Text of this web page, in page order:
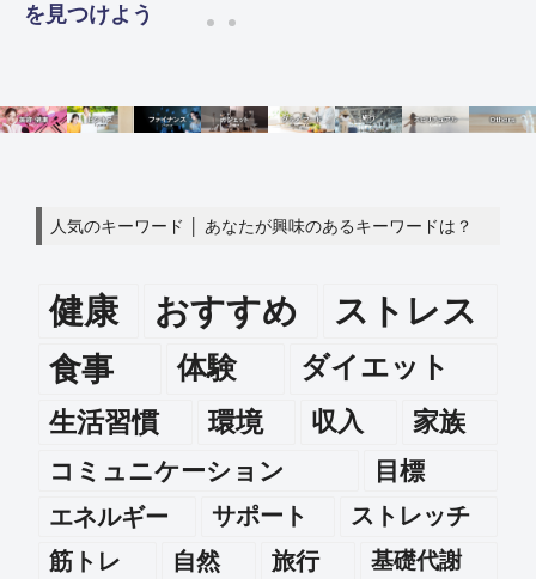
を見つけよう
人気のキーワード │ あなたが興味のあるキーワードは？
健康 おすすめ ストレス
食事 体験
ダイエット
生活習慣
環境 収入 家族
コミュニケーション
目標
エネルギー
サポート
ストレッチ
筋トレ
自然 旅行 基礎代謝